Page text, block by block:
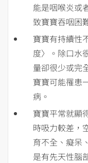
能是咽喉炎或
致寶寶吞咽困
寶寶有持續性
度〉。除口水
量卻很少或完
寶寶可能罹患
病。
寶寶平常就顯
時吸力較差，
育不全、癡呆
是有先天性腦